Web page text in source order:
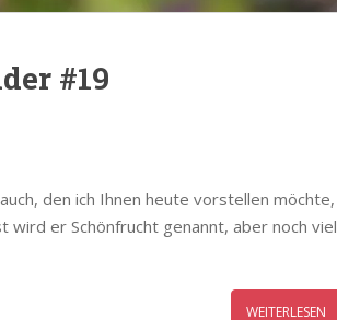
#19
den ich Ihnen heute vorstellen möchte,
wird er Schönfrucht genannt, aber noch viel
WEITERLESEN